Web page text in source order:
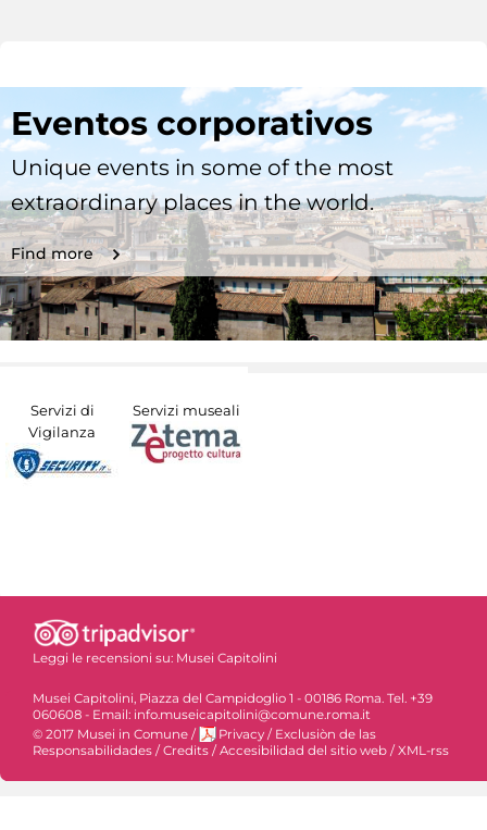
Eventos corporativos
Unique events in some of the most
extraordinary places in the world.
Find more
Servizi di
Vigilanza
Servizi museali
Leggi le recensioni su: Musei Capitolini
Musei Capitolini, Piazza del Campidoglio 1 - 00186 Roma. Tel. +39
060608 - Email: info.museicapitolini@comune.roma.it
© 2017 Musei in Comune / Privacy / Exclusiòn de las
Responsabilidades / Credits / Accesibilidad del sitio web / XML-rss